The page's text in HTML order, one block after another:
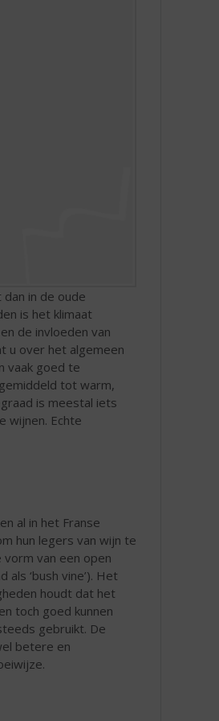
in de oude
is het klimaat
de invloeden van
u over het algemeen
vaak goed te
tot warm,
is meestal iets
wijnen. Echte
al in het Franse
hun legers van wijn te
van een open
‘bush vine’). Het
houdt dat het
toch goed kunnen
gebruikt. De
betere en